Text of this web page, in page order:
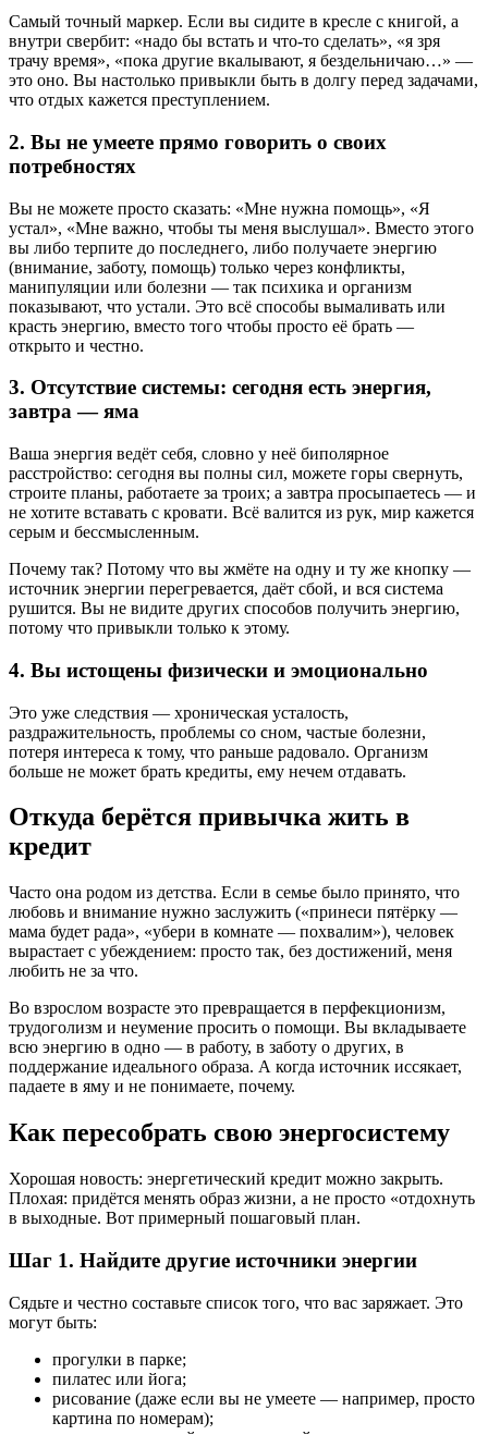
Самый точный маркер. Если вы сидите в кресле с книгой, а
внутри свербит: «надо бы встать и что-то сделать», «я зря
трачу время», «пока другие вкалывают, я бездельничаю…» —
это оно. Вы настолько привыкли быть в долгу перед задачами,
что отдых кажется преступлением.
2. Вы не умеете прямо говорить о своих
потребностях
Вы не можете просто сказать: «Мне нужна помощь», «Я
устал», «Мне важно, чтобы ты меня выслушал». Вместо этого
вы либо терпите до последнего, либо получаете энергию
(внимание, заботу, помощь) только через конфликты,
манипуляции или болезни ― так психика и организм
показывают, что устали. Это всё способы вымаливать или
красть энергию, вместо того чтобы просто её брать —
открыто и честно.
3. Отсутствие системы: сегодня есть энергия,
завтра — яма
Ваша энергия ведёт себя, словно у неё биполярное
расстройство: сегодня вы полны сил, можете горы свернуть,
строите планы, работаете за троих; а завтра просыпаетесь — и
не хотите вставать с кровати. Всё валится из рук, мир кажется
серым и бессмысленным.
Почему так? Потому что вы жмёте на одну и ту же кнопку ―
источник энергии перегревается, даёт сбой, и вся система
рушится. Вы не видите других способов получить энергию,
потому что привыкли только к этому.
4. Вы истощены физически и эмоционально
Это уже следствия ― хроническая усталость,
раздражительность, проблемы со сном, частые болезни,
потеря интереса к тому, что раньше радовало. Организм
больше не может брать кредиты, ему нечем отдавать.
Откуда берётся привычка жить в
кредит
Часто она родом из детства. Если в семье было принято, что
любовь и внимание нужно заслужить («принеси пятёрку —
мама будет рада», «убери в комнате — похвалим»), человек
вырастает с убеждением: просто так, без достижений, меня
любить не за что.
Во взрослом возрасте это превращается в перфекционизм,
трудоголизм и неумение просить о помощи. Вы вкладываете
всю энергию в одно — в работу, в заботу о других, в
поддержание идеального образа. А когда источник иссякает,
падаете в яму и не понимаете, почему.
Как пересобрать свою энергосистему
Хорошая новость: энергетический кредит можно закрыть.
Плохая: придётся менять образ жизни, а не просто «отдохнуть
в выходные. Вот примерный пошаговый план.
Шаг 1. Найдите другие источники энергии
Сядьте и честно составьте список того, что вас заряжает. Это
могут быть:
прогулки в парке;
пилатес или йога;
рисование (даже если вы не умеете ― например, просто
картина по номерам);